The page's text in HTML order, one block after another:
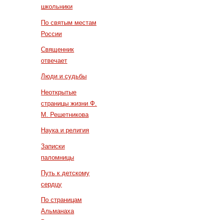
школьники
По святым местам
России
Священник
отвечает
Люди и судьбы
Неоткрытые
страницы жизни Ф.
М. Решетникова
Наука и религия
Записки
паломницы
Путь к детскому
сердцу
По страницам
Альманаха